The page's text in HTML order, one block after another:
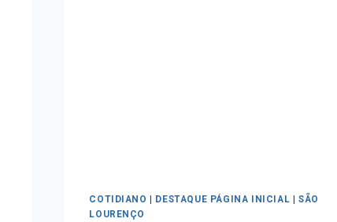
COTIDIANO | DESTAQUE PÁGINA INICIAL | SÃO
LOURENÇO